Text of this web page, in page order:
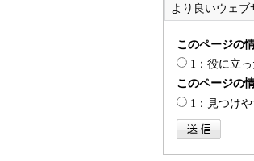
より良いウェ
このページの
1：役に立っ
このページの
1：見つけ